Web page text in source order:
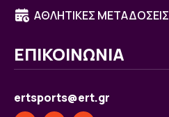
ΑΘΛΗΤΙΚΕΣ ΜΕΤΑΔΟΣΕΙΣ
ΕΠΙΚΟΙΝΩΝΙΑ
ertsports@ert.gr